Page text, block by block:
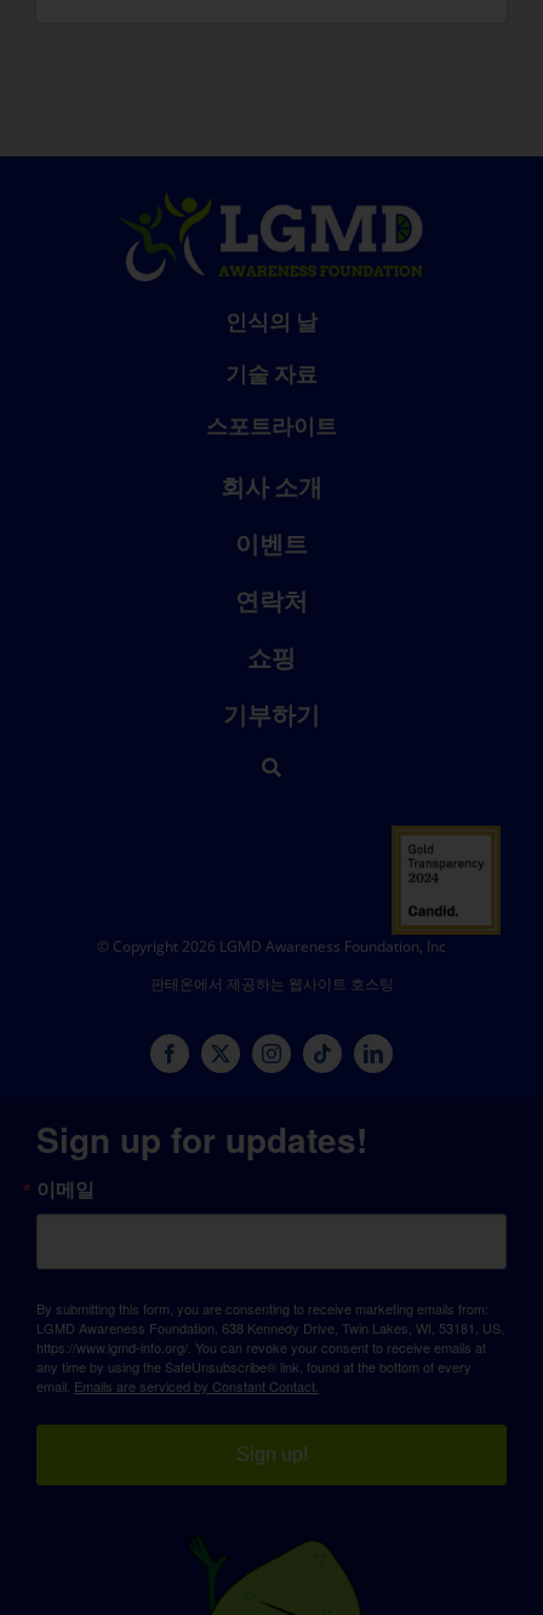
인식의 날
기술 자료
스포트라이트
회사 소개
이벤트
연락처
쇼핑
기부하기
© Copyright 2026 LGMD Awareness Foundation, Inc
판테온에서 제공하는 웹사이트 호스팅
Sign up for updates!
이메일
By submitting this form, you are consenting to receive marketing emails from:
LGMD Awareness Foundation, 638 Kennedy Drive, Twin Lakes, WI, 53181, US,
https://www.lgmd-info.org/. You can revoke your consent to receive emails at
any time by using the SafeUnsubscribe® link, found at the bottom of every
email. Emails are serviced by Constant Contact.
Sign up!